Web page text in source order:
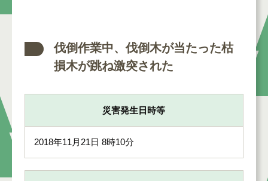
伐倒作業中、伐倒木が当たった枯
損木が跳ね激突された
災害発生日時等
2018年11月21日 8時10分